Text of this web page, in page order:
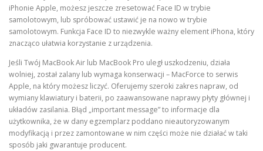
iPhonie Apple, możesz jeszcze zresetować Face ID w trybie
samolotowym, lub spróbować ustawić je na nowo w trybie
samolotowym. Funkcja Face ID to niezwykle ważny element iPhona, który
znacząco ułatwia korzystanie z urządzenia.
Jeśli Twój MacBook Air lub MacBook Pro uległ uszkodzeniu, działa
wolniej, został zalany lub wymaga konserwacji – MacForce to serwis
Apple, na który możesz liczyć. Oferujemy szeroki zakres napraw, od
wymiany klawiatury i baterii, po zaawansowane naprawy płyty głównej i
układów zasilania. Błąd „important message” to informacje dla
użytkownika, że w dany egzemplarz poddano nieautoryzowanym
modyfikacją i przez zamontowane w nim części może nie działać w taki
sposób jaki gwarantuje producent.